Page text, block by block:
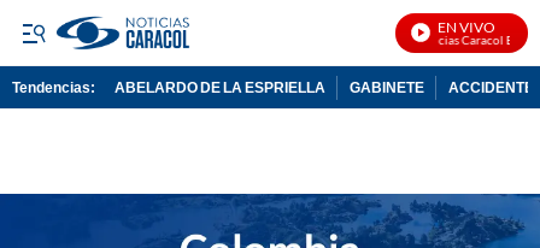
EN VIVO
Noticias Caracol En Vivo
Tendencias: ABELARDO DE LA ESPRIELLA GABINETE ACCIDENTE